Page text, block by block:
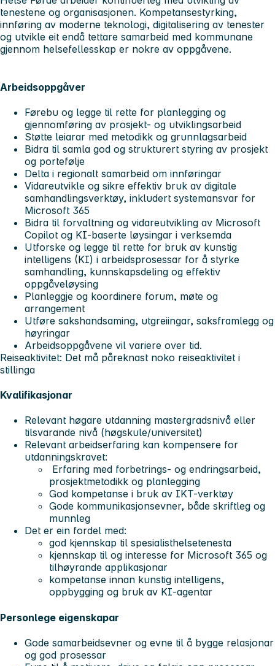
tenestene og organisasjonen. Kompetansestyrking,
innføring av moderne teknologi, digitalisering av tenester
og utvikle eit endå tettare samarbeid med kommunane
gjennom helsefellesskap er nokre av oppgåvene.
Arbeidsoppgåver
Førebu og legge til rette for planlegging og
gjennomføring av prosjekt- og utviklingsarbeid
Støtte leiarar med metodikk og grunnlagsarbeid
Bidra til samla god og strukturert styring av prosjekt
og portefølje
Delta i regionalt samarbeid om innføringar
Vidareutvikle og sikre effektiv bruk av digitale
samhandlingsverktøy, inkludert systemansvar for
Microsoft 365
Bidra til forvaltning og vidareutvikling av Microsoft
Copilot og KI-baserte løysingar i verksemda
Utforske og legge til rette for bruk av kunstig
intelligens (KI) i arbeidsprosessar for å styrke
samhandling, kunnskapsdeling og effektiv
oppgåveløysing
Planleggje og koordinere forum, møte og
arrangement
Utføre sakshandsaming, utgreiingar, saksframlegg og
høyringar
Arbeidsoppgåvene vil variere over tid.
Reiseaktivitet: Det må påreknast noko reiseaktivitet i
stillinga
Kvalifikasjonar
Relevant høgare utdanning mastergradsnivå eller
tilsvarande nivå (høgskule/universitet)
Relevant arbeidserfaring kan kompensere for
utdanningskravet:
Erfaring med forbetrings- og endringsarbeid,
prosjektmetodikk og planlegging
God kompetanse i bruk av IKT-verktøy
Gode kommunikasjonsevner, både skriftleg og
munnleg
Det er ein fordel med:
god kjennskap til spesialisthelsetenesta
kjennskap til og interesse for Microsoft 365 og
tilhøyrande applikasjonar
kompetanse innan kunstig intelligens,
oppbygging og bruk av KI-agentar
Personlege eigenskapar
Gode samarbeidsevner og evne til å bygge relasjonar
og god prosessar